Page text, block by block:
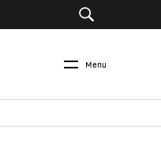
Menu